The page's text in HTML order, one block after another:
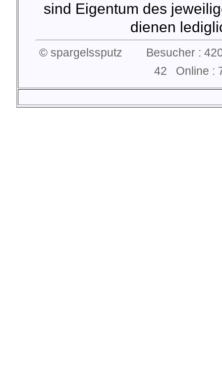
sind Eigentum des
dienen
© spargelssputz Besucher :
42 Online